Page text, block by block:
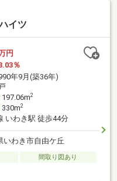
イツ
円
％
年9月(築36年)
197.06m2
330m2
いわき駅 徒歩44分
いわき市自由ケ丘
間取り図あり